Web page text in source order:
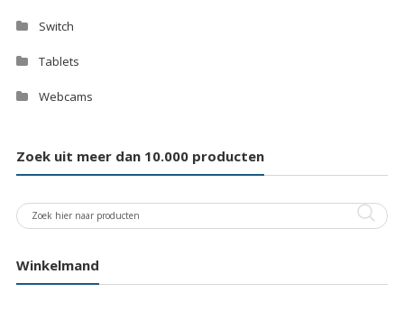
Switch
Tablets
Webcams
Zoek uit meer dan 10.000 producten
Winkelmand